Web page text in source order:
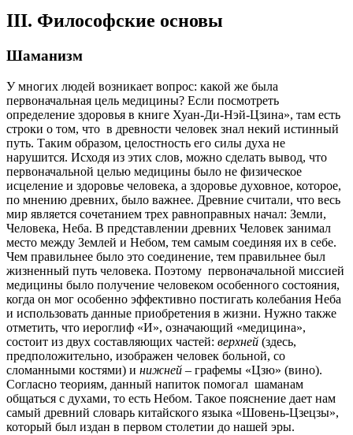
III. Философские основы
Шаманизм
У многих людей возникает вопрос: какой же была
первоначальная цель медицины? Если посмотреть
определение здоровья в книге Хуан-Ди-Нэй-Цзина», там есть
строки о том, что в древности человек знал некий истинный
путь. Таким образом, целостность его силы духа не
нарушится. Исходя из этих слов, можно сделать вывод, что
первоначальной целью медицины было не физическое
исцеление и здоровье человека, а здоровье духовное, которое,
по мнению древних, было важнее. Древние считали, что весь
мир является сочетанием трех равноправных начал: Земли,
Человека, Неба. В представлении древних Человек занимал
место между Землей и Небом, тем самым соединяя их в себе.
Чем правильнее было это соединение, тем правильнее был
жизненный путь человека. Поэтому первоначальной миссией
медицины было получение человеком особенного состояния,
когда он мог особенно эффективно постигать колебания Неба
и использовать данные приобретения в жизни. Нужно также
отметить, что иероглиф «И», означающий «медицина»,
состоит из двух составляющих частей: верхней (здесь,
предположительно, изображен человек больной, со
сломанными костями) и нижней – графемы «Цзю» (вино).
Согласно теориям, данный напиток помогал шаманам
общаться с духами, то есть Небом. Такое пояснение дает нам
самый древний словарь китайского языка «Шовень-Цзецзы»,
который был издан в первом столетии до нашей эры.